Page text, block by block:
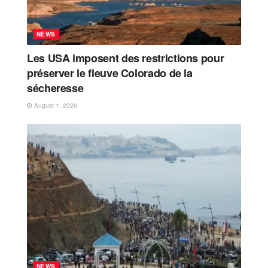
NEWS
Les USA imposent des restrictions pour
préserver le fleuve Colorado de la
sécheresse
August 1, 2026
NEWS